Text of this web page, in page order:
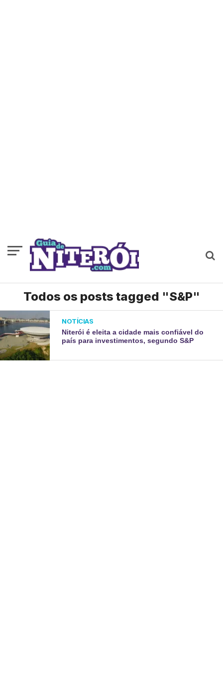
Todos os posts tagged "S&P"
NOTÍCIAS
Niterói é eleita a cidade mais confiável do
país para investimentos, segundo S&P